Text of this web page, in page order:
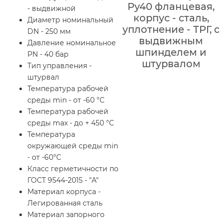
- выдвижной
Диаметр номинальный
DN - 250 мм
Давление номинальное
PN - 40 бар
Тип управления -
штурвал
Температура рабочей
среды min - от -60 °C
Температура рабочей
среды max - до + 450 °C
Температура
окружающей среды min
- от -60°C
Класс герметичности по
ГОСТ 9544-2015 - "A"
Материал корпуса -
Легированная сталь
Материал запорного
Ру40 фланцевая,
корпус - сталь,
уплотнение - ТРГ, с
выдвижным
шпинделем и
штурвалом